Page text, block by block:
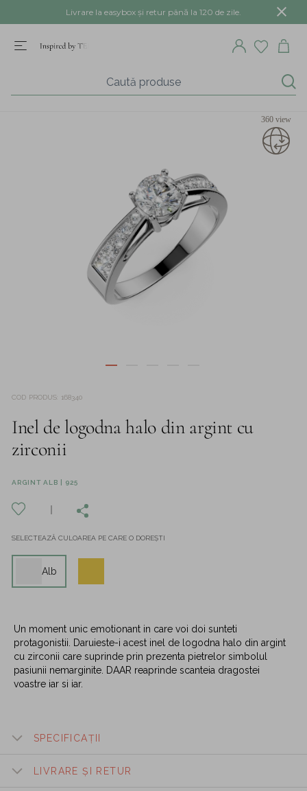
Livrare la easybox și retur până la 120 de zile.
360 view
COD PRODUS 168340
Inel de logodna halo din argint cu
zirconii
ARGINT ALB | 925
SELECTEAZĂ CULOAREA PE CARE O DOREȘTI
Alb
Un moment unic emotionant in care voi doi sunteti
protagonistii. Daruieste-i acest inel de logodna halo din argint
cu zirconii care suprinde prin prezenta pietrelor simbolul
pasiunii nemarginite. DAAR reaprinde scanteia dragostei
voastre iar si iar.
SPECIFICAȚII
LIVRARE ȘI RETUR